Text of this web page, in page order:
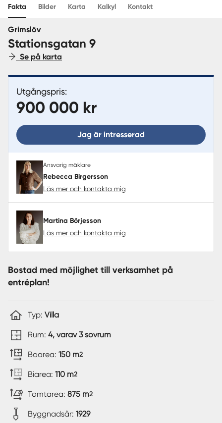
Sverige
Fakta Bilder Karta Kalkyl Kontakt
Grimslöv
Stationsgatan 9
Se på karta
Utgångspris:
900 000 kr
Jag är intresserad
Ansvarig mäklare
Rebecca Birgersson
Läs mer och kontakta mig
Martina Börjesson
Läs mer och kontakta mig
Bostad med möjlighet till verksamhet på
entréplan!
Typ: Villa
Rum: 4, varav 3 sovrum
Boarea: 150 m2
Biarea: 110 m2
Tomtarea: 875 m2
Byggnadsår: 1929